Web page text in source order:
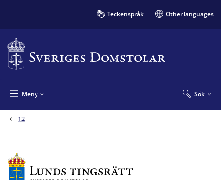
Teckenspråk Other languages
Sök
Meny
12